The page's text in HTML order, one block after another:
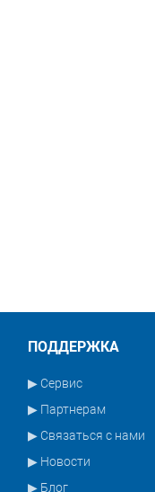
ПОДДЕРЖКА
▶ Сервис
▶ Партнерам
▶ Связаться с нами
▶ Новости
▶ Блог